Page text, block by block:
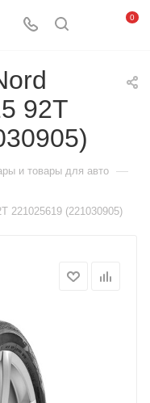
0
92T
и товары для авто —
221025619 (221030905)